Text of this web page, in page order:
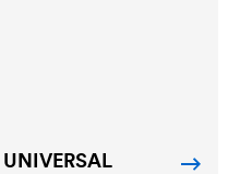
UNIVERSAL